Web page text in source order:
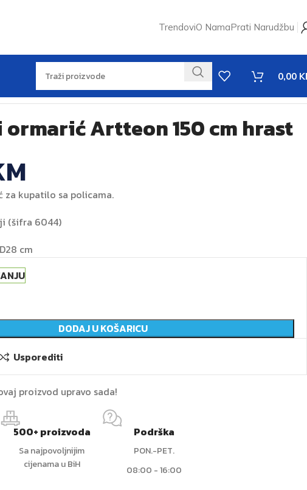
TrendoviO NamaPrati Narudžbu
0,00
ormarić Artteon 150 cm hrast
kupatilo sa policama.
(šifra 6044)
cm
DODAJ U KOŠARICU
Usporediti
proizvod upravo sada!
500+ proizvoda
Sa najpovoljnijim
cijenama u BiH
Podrška
PON.-PET.
08:00 - 16:00